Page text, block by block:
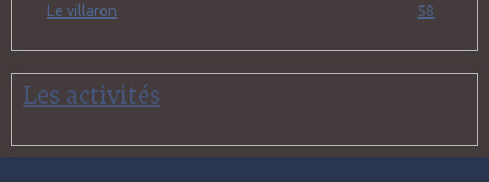
Le villaron 58
Les activités